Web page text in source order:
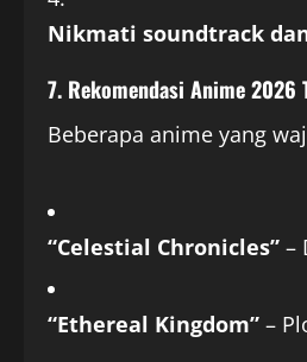
Nikmati soundtrack
7. Rekomendasi Anime 2026
Beberapa anime yang
“Celestial Chronicles” –
“Ethereal Kingdom” –